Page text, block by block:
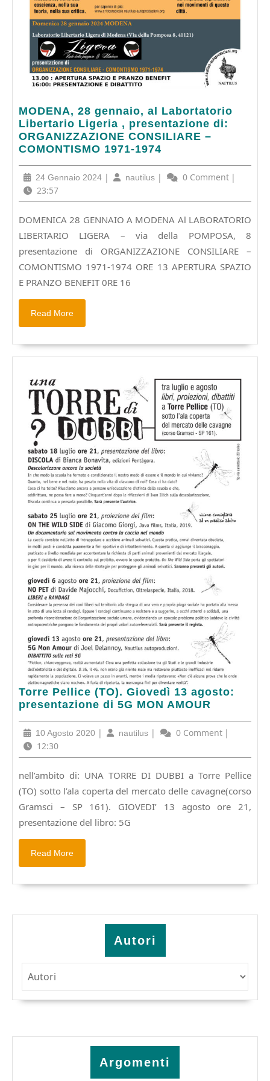
MODENA, 28 gennaio, al Labortatorio
Libertario Ligeria , presentazione di:
ORGANIZZAZIONE CONSILIARE –
COMONTISMO 1971-1974
MODENA,
28
gennaio,
al
Libertario
Ligeria
,
di:
ORGANIZZAZIONE
CONSILIARE
–
1971-
1974
24 Gennaio 202424
2024
| nautilusnautilus
| 0 Comment |
23:57
DOMENICA 28 GENNAIO A MODENA Al LABORATORIO
LIBERTARIO LIGERA – via della POMPOSA, 8
presentazione di ORGANIZZAZIONE CONSILIARE –
COMONTISMO 1971-1974 ORE 13 APERTURA SPAZIO
E PRANZO BENEFIT 0RE 16
Read More
More
Torre Pellice (TO). Giovedì 13 agosto:
presentazione di 5G MON AMOUR
Torre
Pellice
Giovedì
13
agosto:
di
5G
MON
AMOUR
10 Agosto 2020 10
2020
| nautilusnautilus
| 0 Comment |
12:30
nell’ambito di: UNA TORRE DI DUBBI a Torre Pellice
(TO) sotto l’ala coperta del mercato delle cavagne(corso
Gramsci – SP 161). GIOVEDI’ 13 agosto ore 21,
presentazione del libro: 5G
Read More
More
Autori
Argomenti